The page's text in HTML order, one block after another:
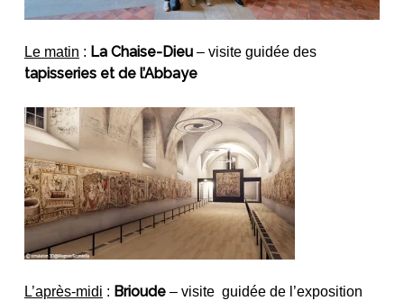
Le matin : La Chaise-Dieu– visite guidée des
tapisseries et de l’Abbaye
L’après-midi : Brioude– visite guidée de l’exposition